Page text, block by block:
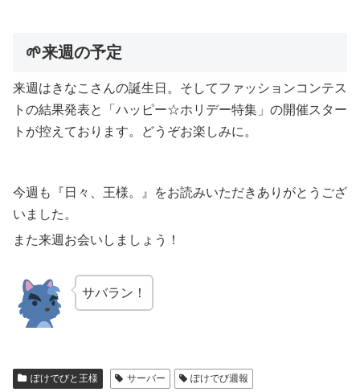
🌱来週の予定
来週はきなこさんの誕生日。そしてファッションコンテス
トの結果発表と「ハッピー☆ホリデー特集」の開催スター
トが控えております。どうぞお楽しみに。
今週も『日々、王様。』をお読みいただきありがとうござ
いました。
また来週お会いしましょう！
サバラン！
ぽけでびと王様 サーバー ぽけでび週報